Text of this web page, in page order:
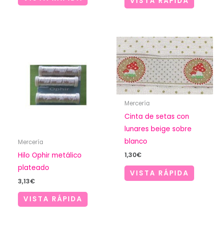
Mercería
Hilo Ophir metálico
plateado
3,13€
VISTA RÁPIDA
Mercería
Cinta de setas con
lunares beige sobre
blanco
1,30€
VISTA RÁPIDA